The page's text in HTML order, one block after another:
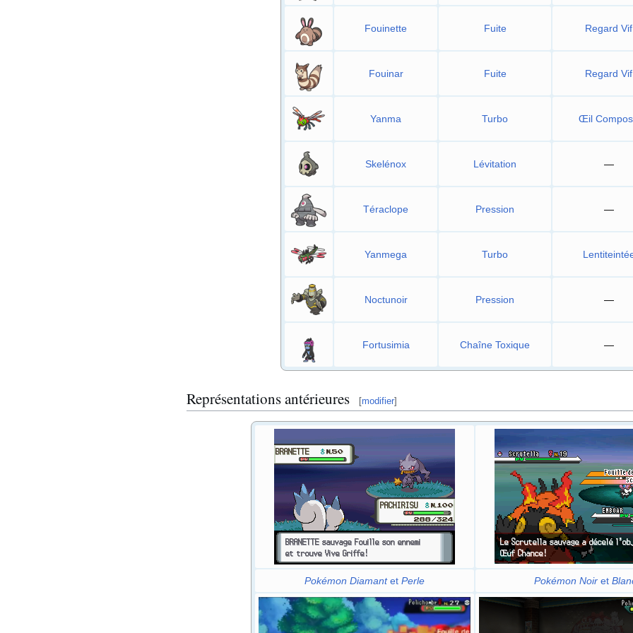
Fouinette Fuite Regard Vif
Fouinar Fuite Regard Vif
Yanma Turbo Œil
Skelénox Lévitation —
Téraclope Pression —
Yanmega Turbo
Noctunoir Pression —
Fortusimia Chaîne Toxique —
Représentations antérieures [modifier]
Pokémon Diamantet Perle Pokémon Noiret